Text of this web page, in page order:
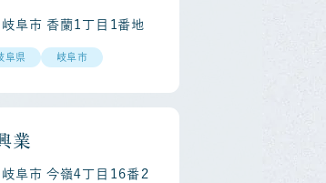
阜市 香蘭１丁目１番地
阜県 岐阜市
業
市 今嶺４丁目１６番２